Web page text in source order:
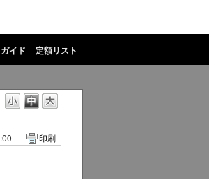
ガイド 定額リスト
印刷